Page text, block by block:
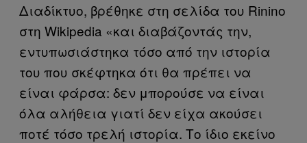
Διαδίκτυο, βρέθηκε στη σελίδα του Rinino
στη Wikipedia «και διαβάζοντάς την,
εντυπωσιάστηκα τόσο από την ιστορία
του που σκέφτηκα ότι θα πρέπει να
είναι φάρσα: δεν μπορούσε να είναι
όλα αλήθεια γιατί δεν είχα ακούσει
ποτέ τόσο τρελή ιστορία. Το ίδιο εκείνο